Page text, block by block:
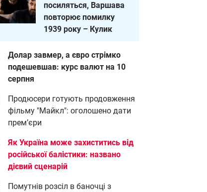
посиляться, Варшава
повторює помилку
1939 року – Кулик
Долар завмер, а євро стрімко
подешевшав: курс валют на 10
серпня
Продюсери готують продовження
фільму "Майкл": оголошено дати
прем’єри
Як Україна може захиститись від
російської балістики: названо
дієвий сценарій
Помутнів розсіл в баночці з